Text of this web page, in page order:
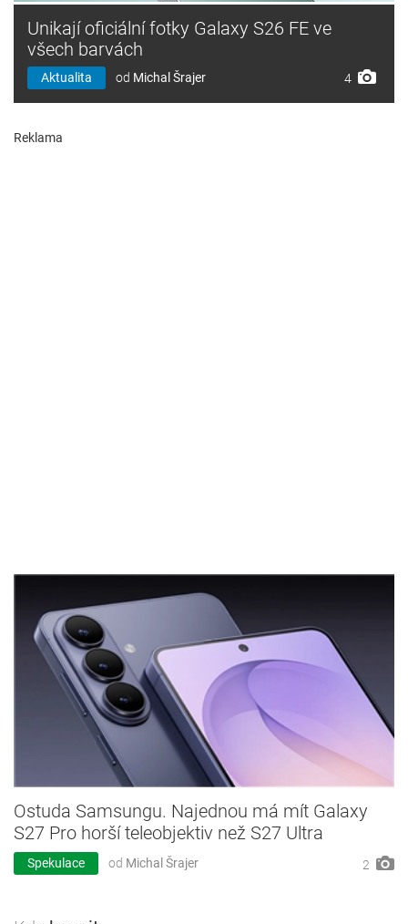
Unikají oficiální fotky Galaxy S26 FE ve
všech barvách
Aktualita od Michal Šrajer 4
Reklama
Ostuda Samsungu. Najednou má mít Galaxy
S27 Pro horší teleobjektiv než S27 Ultra
Spekulace od Michal Šrajer 2